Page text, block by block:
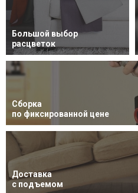
Большой выбор
расцветок
Сборка
по фиксированной цене
Доставка
с подъемом